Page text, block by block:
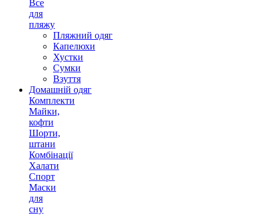
Все
для
пляжу
Пляжний одяг
Капелюхи
Хустки
Сумки
Взуття
Домашній одяг
Комплекти
Майки,
кофти
Шорти,
штани
Комбінації
Халати
Спорт
Маски
для
сну